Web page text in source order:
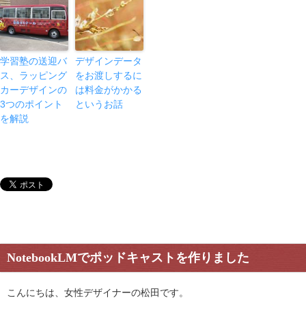
学習塾の送迎バ
ス、ラッピング
カーデザインの
3つのポイント
を解説
デザインデータ
をお渡しするに
は料金がかかる
というお話
NotebookLMでポッドキャストを作りました
こんにちは、女性デザイナーの松田です。